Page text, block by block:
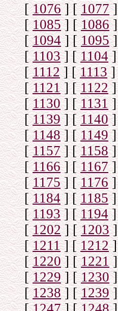
[1076] [1077]
[1085] [1086]
[1094] [1095]
[1103] [1104]
[1112] [1113]
[1121] [1122]
[1130] [1131]
[1139] [1140]
[1148] [1149]
[1157] [1158]
[1166] [1167]
[1175] [1176]
[1184] [1185]
[1193] [1194]
[1202] [1203]
[1211] [1212]
[1220] [1221]
[1229] [1230]
[1238] [1239]